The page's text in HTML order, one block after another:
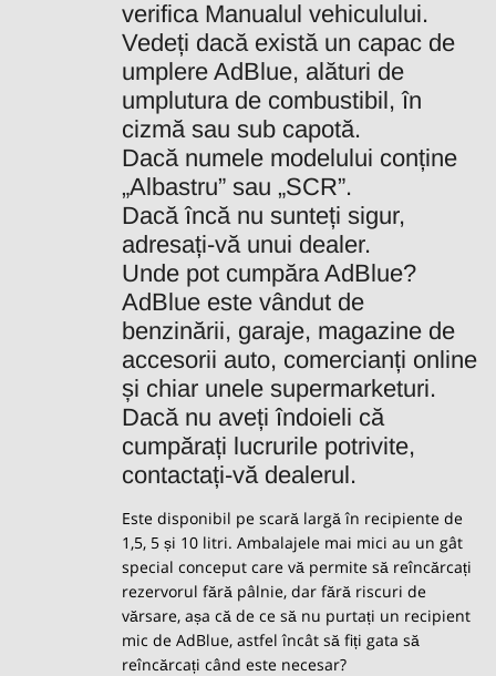
verifica Manualul vehiculului.
Vedeți dacă există un capac de
umplere AdBlue, alături de
umplutura de combustibil, în
cizmă sau sub capotă.
Dacă numele modelului conține
„Albastru” sau „SCR”.
Dacă încă nu sunteți sigur,
adresați-vă unui dealer.
Unde pot cumpăra AdBlue?
AdBlue este vândut de
benzinării, garaje, magazine de
accesorii auto, comercianți online
și chiar unele supermarketuri.
Dacă nu aveți îndoieli că
cumpărați lucrurile potrivite,
contactați-vă dealerul.
Este disponibil pe scară largă în recipiente de
1,5, 5 și 10 litri. Ambalajele mai mici au un gât
special conceput care vă permite să reîncărcați
rezervorul fără pâlnie, dar fără riscuri de
vărsare, așa că de ce să nu purtați un recipient
mic de AdBlue, astfel încât să fiți gata să
reîncărcați când este necesar?